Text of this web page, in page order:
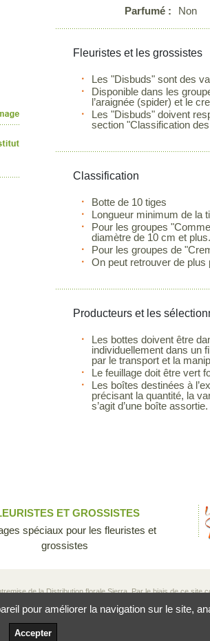
Parfumé :
Non
Fleuristes et les grossistes
Les "Disbuds" sont des
Disponible dans les
l’araignée (spider) et le
Les "Disbuds" doivent
section "Classification
Classification
Botte de 10 tiges
Longueur minimum de la
Pour les groupes
diamètre de 10 cm et plus.
Pour les groupes de
On peut retrouver de
Producteurs et les
Les bottes doivent être
individuellement dans un
par le transport et la
Le feuillage doit être vert
Les boîtes destinées à
précisant la quantité, la
s’agit d’une boîte assortie.
ET GROSSISTES
spéciaux pour les fleuristes et
grossistes
de la Distribution florale Sierra. Par le biais de ce site
pour améliorer la navigation sur le site,
Accepter